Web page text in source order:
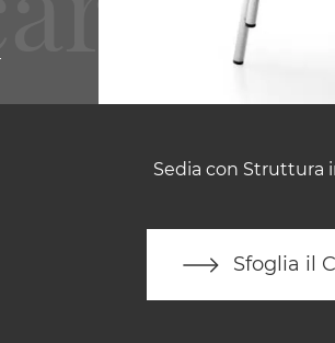
Sedia con Struttura
Sfoglia il